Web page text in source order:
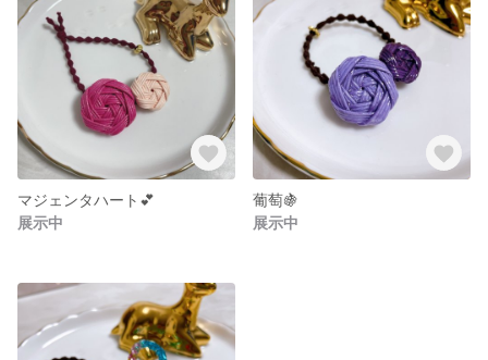
マジェンタハート💕
展示中
葡萄🍇
展示中